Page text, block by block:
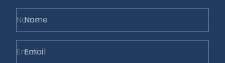
Nome
Email